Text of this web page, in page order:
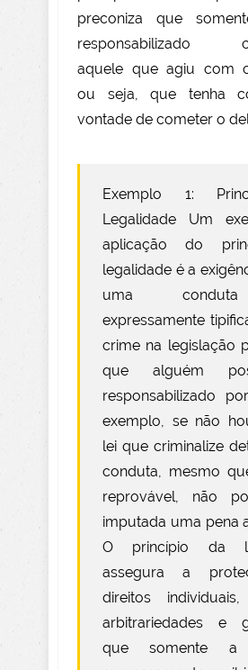
preconiza que
responsabilizado
aquele que agiu com
ou seja, que tenha
vontade de cometer o
Exemplo 1:
Legalidade Um
aplicação do
legalidade é a
uma
expressamente
crime na legislação
que alguém
responsabilizado
exemplo, se não
lei que criminalize
conduta, mesmo
reprovável, não
imputada uma pena
O princípio da
assegura a
direitos
arbitrariedades e
que somente a